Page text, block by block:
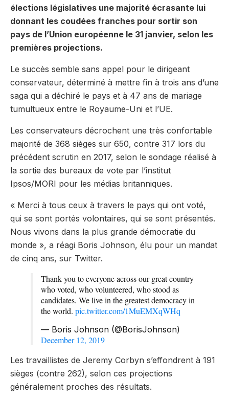
élections législatives une majorité écrasante lui
donnant les coudées franches pour sortir son
pays de l’Union européenne le 31 janvier, selon les
premières projections.
Le succès semble sans appel pour le dirigeant
conservateur, déterminé à mettre fin à trois ans d’une
saga qui a déchiré le pays et à 47 ans de mariage
tumultueux entre le Royaume-Uni et l’UE.
Les conservateurs décrochent une très confortable
majorité de 368 sièges sur 650, contre 317 lors du
précédent scrutin en 2017, selon le sondage réalisé à
la sortie des bureaux de vote par l’institut
Ipsos/MORI pour les médias britanniques.
« Merci à tous ceux à travers le pays qui ont voté,
qui se sont portés volontaires, qui se sont présentés.
Nous vivons dans la plus grande démocratie du
monde », a réagi Boris Johnson, élu pour un mandat
de cinq ans, sur Twitter.
Thank you to everyone across our great country
who voted, who volunteered, who stood as
candidates. We live in the greatest democracy in
the world. pic.twitter.com/1MuEMXqWHq
— Boris Johnson (@BorisJohnson)
December 12, 2019
Les travaillistes de Jeremy Corbyn s’effondrent à 191
sièges (contre 262), selon ces projections
généralement proches des résultats.